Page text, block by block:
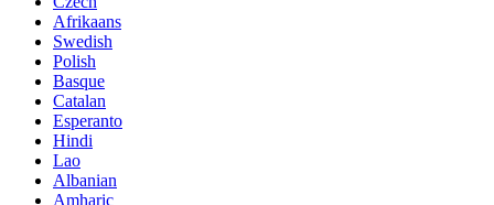
Afrikaans
Swedish
Polish
Basque
Catalan
Esperanto
Hindi
Lao
Albanian
Amharic